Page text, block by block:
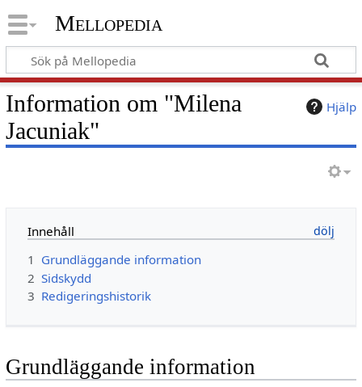
Mellopedia
Hjälp
Information om "Milena
Jacuniak"
Innehåll
1 Grundläggande information
2 Sidskydd
3 Redigeringshistorik
Grundläggande information